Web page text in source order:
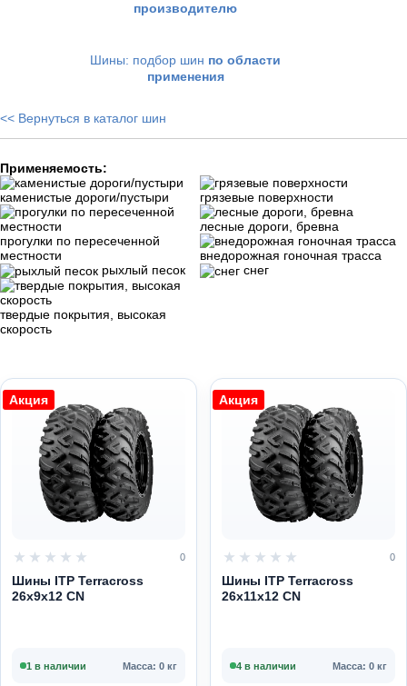
производителю
Шины: подбор шин по области
применения
<< Вернуться в каталог шин
Применяемость:
каменистые дороги/пустыри
грязевые поверхности
прогулки по пересеченной
местности
лесные дороги, бревна
внедорожная гоночная трасса
рыхлый песок
снег
твердые покрытия, высокая
скорость
Акция
0
Шины ITP Terracross
26x9x12 CN
1 в наличии Масса: 0 кг
Акция
0
Шины ITP Terracross
26x11x12 CN
4 в наличии Масса: 0 кг